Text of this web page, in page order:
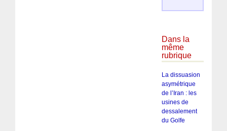
Dans la
même
rubrique
La dissuasion
asymétrique
de l’Iran : les
usines de
dessalement
du Golfe